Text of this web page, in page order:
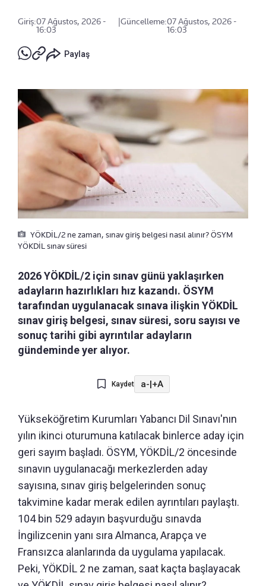
Giriş:07 Ağustos, 2026 -
16:03
Güncelleme:07 Ağustos, 2026 -
16:03
Paylaş
YÖKDİL/2 ne zaman, sınav giriş belgesi nasıl alınır? ÖSYM
YÖKDİL sınav süresi
2026 YÖKDİL/2 için sınav günü yaklaşırken
adayların hazırlıkları hız kazandı. ÖSYM
tarafından uygulanacak sınava ilişkin YÖKDİL
sınav giriş belgesi, sınav süresi, soru sayısı ve
sonuç tarihi gibi ayrıntılar adayların
gündeminde yer alıyor.
Kaydet a-|+A
Yükseköğretim Kurumları Yabancı Dil Sınavı'nın
yılın ikinci oturumuna katılacak binlerce aday için
geri sayım başladı. ÖSYM, YÖKDİL/2 öncesinde
sınavın uygulanacağı merkezlerden aday
sayısına, sınav giriş belgelerinden sonuç
takvimine kadar merak edilen ayrıntıları paylaştı.
104 bin 529 adayın başvurduğu sınavda
İngilizcenin yanı sıra Almanca, Arapça ve
Fransızca alanlarında da uygulama yapılacak.
Peki, YÖKDİL 2 ne zaman, saat kaçta başlayacak